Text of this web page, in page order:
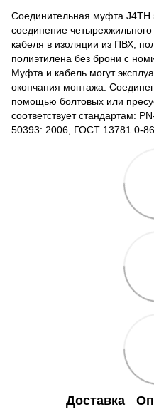
Соединительная муфта
соединение
кабеля в изоляции из ПВХ,
полиэтилена без брони с
Муфта и кабель могут
окончания монтажа.
помощью болтовых или
соответствует стандартам:
50393: 2006, ГОСТ 13781.0-86.
Доставка